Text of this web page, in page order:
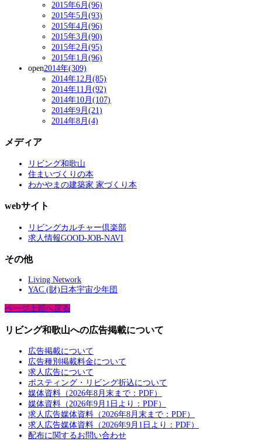
2015年6月(96)
2015年5月(93)
2015年4月(96)
2015年3月(90)
2015年2月(95)
2015年1月(96)
open2014年(309)
2014年12月(85)
2014年11月(92)
2014年10月(107)
2014年9月(21)
2014年8月(4)
メディア
リビング和歌山
住まいづくりの本
わかやまの建築家 家づくり本
webサイト
リビングカルチャー倶楽部
求人情報GOOD-JOB-NAVI
その他
Living Network
YAC (財)日本宇宙少年団
ページ上部へ戻る
リビング和歌山への広告掲載について
広告掲載について
広告種別掲載料金について
求人広告について
ポスティング・リビング折込について
媒体資料（2026年8月末まで：PDF）
媒体資料（2026年9月1日より：PDF）
求人広告媒体資料（2026年8月末まで：PDF）
求人広告媒体資料（2026年9月1日より：PDF）
配布に関するお問い合わせ